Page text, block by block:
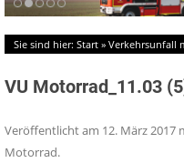
Sie sind hier: Start » Verkehrsunfall
VU Motorrad_11.03
Veröffentlicht am 12. März 2017
Motorrad.